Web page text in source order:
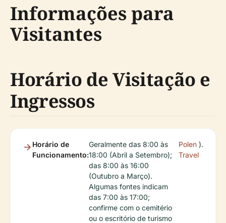
Informações para
Visitantes
Horário de Visitação e
Ingressos
Horário de
Funcionamento:
Geralmente das 8:00 às
18:00 (Abril a Setembro);
das 8:00 às 16:00
(Outubro a Março).
Algumas fontes indicam
das 7:00 às 17:00;
confirme com o cemitério
ou o escritório de turismo
Polen
Travel
).